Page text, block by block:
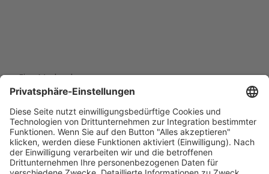
Eine Marke der
Wolfsburg Wirtschaft und Marketing GmbH
Porschestraße 26
38440 Wolfsburg